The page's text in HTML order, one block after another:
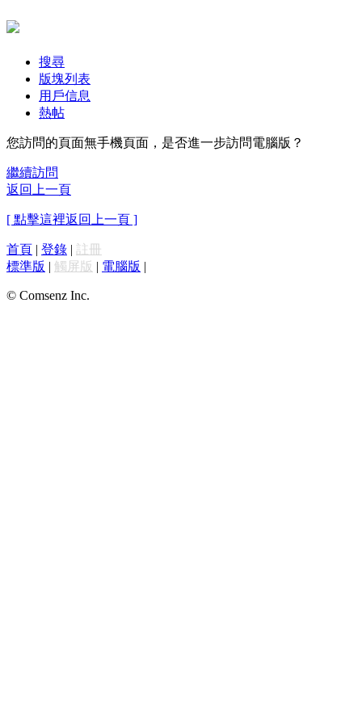
搜尋
版塊列表
用戶信息
熱帖
您訪問的頁面無手機頁面，是否進一步訪問電腦版？
繼續訪問
返回上一頁
[ 點擊這裡返回上一頁 ]
首頁 | 登錄 | 註冊
標準版 | 觸屏版 | 電腦版 |
© Comsenz Inc.